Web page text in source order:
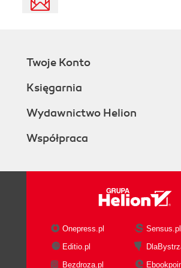
Twoje Konto
Księgarnia
Wydawnictwo Helion
Współpraca
Onepress.pl
Sensus.pl
Editio.pl
Bezdroza.pl